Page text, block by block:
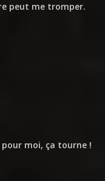
peut me tromper.
pour moi, ça tourne !